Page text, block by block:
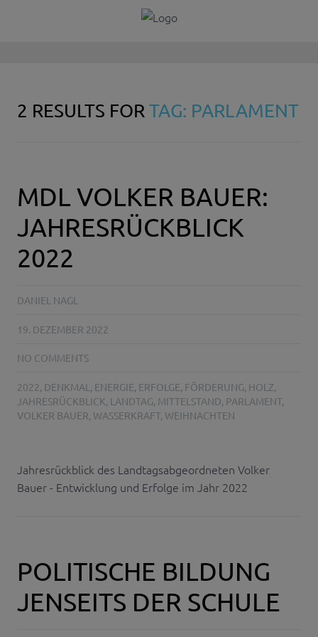
2 RESULTS FORTAG: PARLAMENT
MDL VOLKER BAUER:
JAHRESRÜCKBLICK
2022
DANIEL NAGL
19. DEZEMBER 2022
NO COMMENTS
2022, DENKMAL , ENERGIE, ERFOLGE, FÖRDERUNG, HOLZ,
JAHRESRÜCKBLICK, LANDTAG, MITTELSTAND, PARLAMENT,
VOLKER BAUER, WASSERKRAFT, WEIHNACHTEN
Jahresrückblick des Landtagsabgeordneten Volker
Bauer - Entwicklung und Erfolge im Jahr 2022
POLITISCHE BILDUNG
JENSEITS DER SCHULE